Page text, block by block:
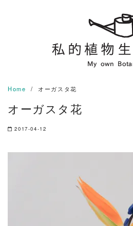
Home オーガスタ花
オーガスタ花
2017-04-12